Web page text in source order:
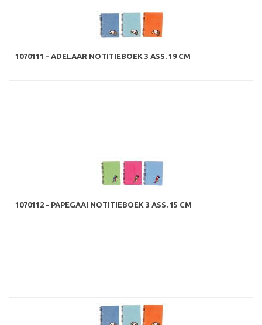
1070111 - ADELAAR NOTITIEBOEK 3 ASS. 19 CM
1070112 - PAPEGAAI NOTITIEBOEK 3 ASS. 15 CM